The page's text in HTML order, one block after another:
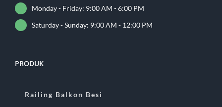
Monday - Friday: 9:00 AM - 6:00 PM
Saturday - Sunday: 9:00 AM - 12:00 PM
PRODUK
Railing Balkon Besi